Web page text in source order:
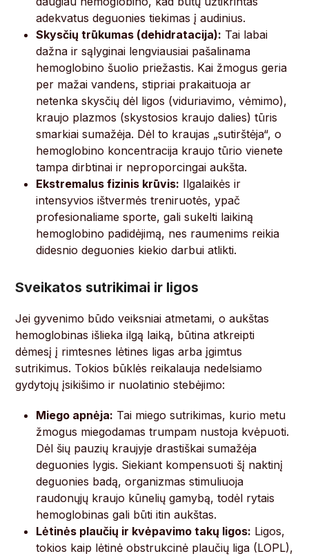
adekvatus deguonies tiekimas į audinius.
Skysčių trūkumas (dehidratacija): Tai labai
dažna ir sąlyginai lengviausiai pašalinama
hemoglobino šuolio priežastis. Kai žmogus geria
per mažai vandens, stipriai prakaituoja ar
netenka skysčių dėl ligos (viduriavimo, vėmimo),
kraujo plazmos (skystosios kraujo dalies) tūris
smarkiai sumažėja. Dėl to kraujas „sutirštėja“, o
hemoglobino koncentracija kraujo tūrio vienete
tampa dirbtinai ir neproporcingai aukšta.
Ekstremalus fizinis krūvis: Ilgalaikės ir
intensyvios ištvermės treniruotės, ypač
profesionaliame sporte, gali sukelti laikiną
hemoglobino padidėjimą, nes raumenims reikia
didesnio deguonies kiekio darbui atlikti.
Sveikatos sutrikimai ir ligos
Jei gyvenimo būdo veiksniai atmetami, o aukštas
hemoglobinas išlieka ilgą laiką, būtina atkreipti
dėmesį į rimtesnes lėtines ligas arba įgimtus
sutrikimus. Tokios būklės reikalauja nedelsiamo
gydytojų įsikišimo ir nuolatinio stebėjimo:
Miego apnėja: Tai miego sutrikimas, kurio metu
žmogus miegodamas trumpam nustoja kvėpuoti.
Dėl šių pauzių kraujyje drastiškai sumažėja
deguonies lygis. Siekiant kompensuoti šį naktinį
deguonies badą, organizmas stimuliuoja
raudonųjų kraujo kūnelių gamybą, todėl rytais
hemoglobinas gali būti itin aukštas.
Lėtinės plaučių ir kvėpavimo takų ligos: Ligos,
tokios kaip lėtinė obstrukcinė plaučių liga (LOPL),